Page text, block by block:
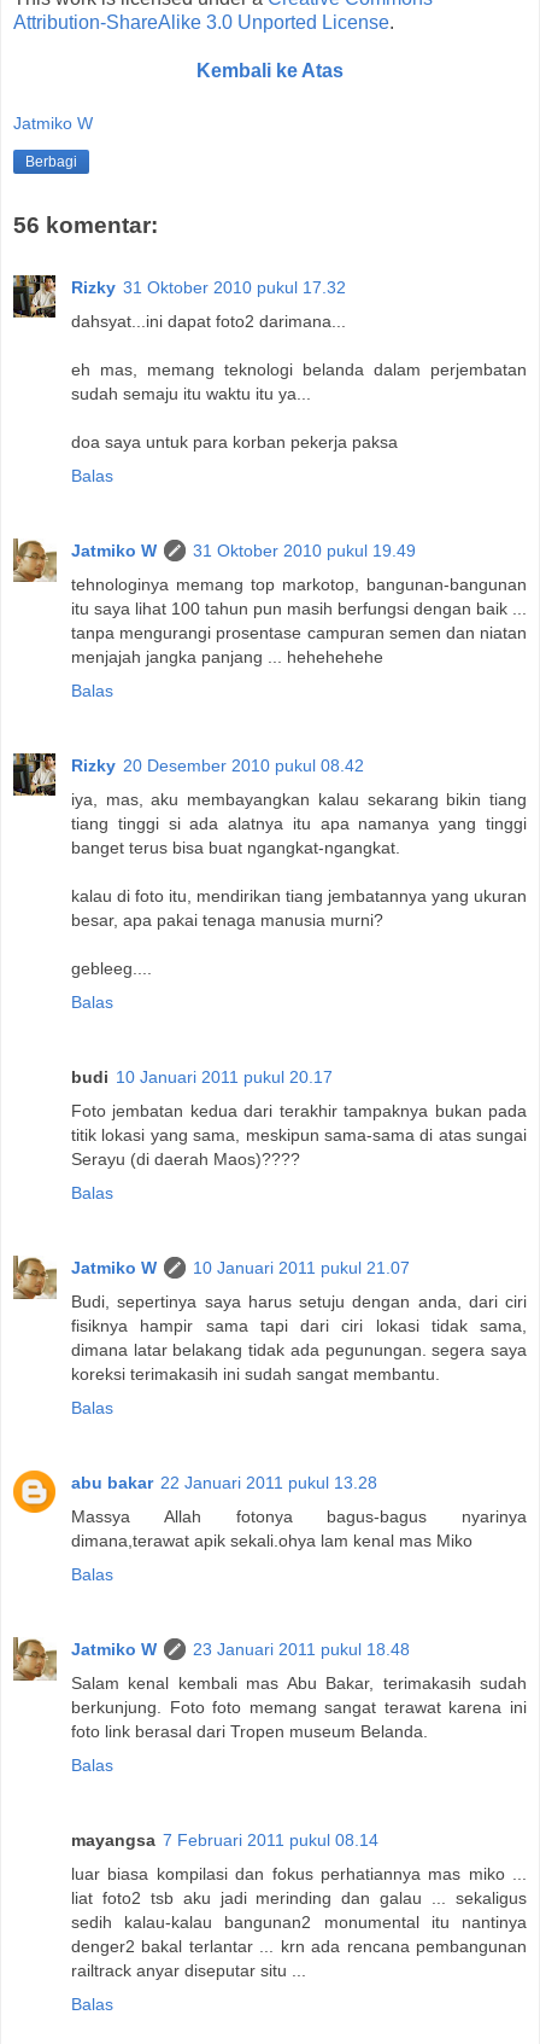
Attribution-ShareAlike 3.0 Unported License.
Kembali ke Atas
Jatmiko W
Berbagi
56 komentar:
Rizky 31 Oktober 2010 pukul 17.32
dahsyat...ini dapat foto2 darimana...
eh mas, memang teknologi belanda dalam perjembatan
sudah semaju itu waktu itu ya...
doa saya untuk para korban pekerja paksa
Balas
Jatmiko W
31 Oktober 2010 pukul 19.49
tehnologinya memang top markotop, bangunan-bangunan
itu saya lihat 100 tahun pun masih berfungsi dengan baik ...
tanpa mengurangi prosentase campuran semen dan niatan
menjajah jangka panjang ... hehehehehe
Balas
Rizky 20 Desember 2010 pukul 08.42
iya, mas, aku membayangkan kalau sekarang bikin tiang
tiang tinggi si ada alatnya itu apa namanya yang tinggi
banget terus bisa buat ngangkat-ngangkat.
kalau di foto itu, mendirikan tiang jembatannya yang ukuran
besar, apa pakai tenaga manusia murni?
gebleeg....
Balas
budi 10 Januari 2011 pukul 20.17
Foto jembatan kedua dari terakhir tampaknya bukan pada
titik lokasi yang sama, meskipun sama-sama di atas sungai
Serayu (di daerah Maos)????
Balas
Jatmiko W
10 Januari 2011 pukul 21.07
Budi, sepertinya saya harus setuju dengan anda, dari ciri
fisiknya hampir sama tapi dari ciri lokasi tidak sama,
dimana latar belakang tidak ada pegunungan. segera saya
koreksi terimakasih ini sudah sangat membantu.
Balas
abu bakar 22 Januari 2011 pukul 13.28
Massya Allah fotonya bagus-bagus nyarinya
dimana,terawat apik sekali.ohya lam kenal mas Miko
Balas
Jatmiko W
23 Januari 2011 pukul 18.48
Salam kenal kembali mas Abu Bakar, terimakasih sudah
berkunjung. Foto foto memang sangat terawat karena ini
foto link berasal dari Tropen museum Belanda.
Balas
mayangsa 7 Februari 2011 pukul 08.14
luar biasa kompilasi dan fokus perhatiannya mas miko ...
liat foto2 tsb aku jadi merinding dan galau ... sekaligus
sedih kalau-kalau bangunan2 monumental itu nantinya
denger2 bakal terlantar ... krn ada rencana pembangunan
railtrack anyar diseputar situ ...
Balas